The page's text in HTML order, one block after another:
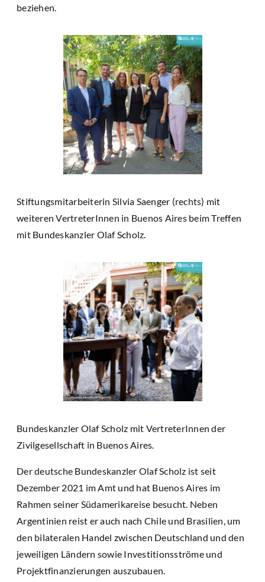
beziehen.
Stiftungsmitarbeiterin Silvia Saenger (rechts) mit
weiteren VertreterInnen in Buenos Aires beim Treffen
mit Bundeskanzler Olaf Scholz.
Bundeskanzler Olaf Scholz mit VertreterInnen der
Zivilgesellschaft in Buenos Aires.
Der deutsche Bundeskanzler Olaf Scholz ist seit
Dezember 2021 im Amt und hat Buenos Aires im
Rahmen seiner Südamerikareise besucht. Neben
Argentinien reist er auch nach Chile und Brasilien, um
den bilateralen Handel zwischen Deutschland und den
jeweiligen Ländern sowie Investitionsströme und
Projektfinanzierungen auszubauen.